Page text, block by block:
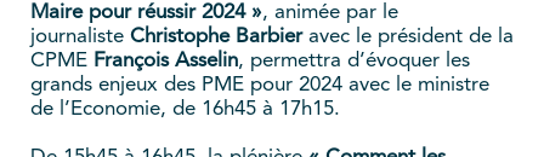
Maire pour réussir 2024 », animée par le
journaliste Christophe Barbieravec le président de la
CPME François Asselin, permettra d’évoquer les
grands enjeux des PME pour 2024 avec le ministre
de l’Economie, de 16h45 à 17h15.